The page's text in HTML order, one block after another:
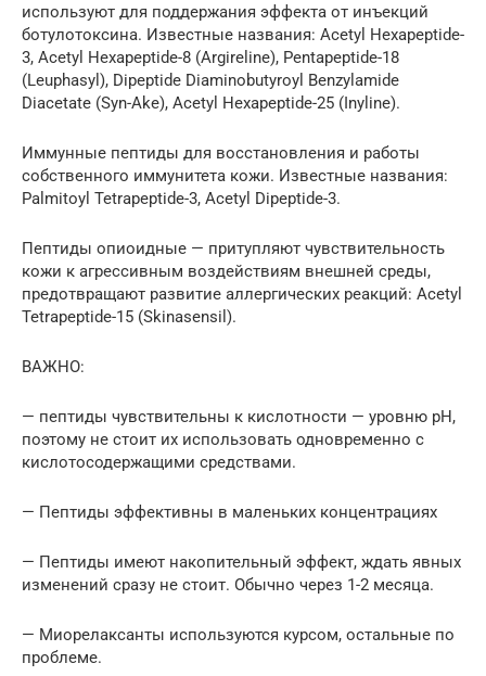
используют для поддержания эффекта от инъекций
ботулотоксина. Известные названия: Acetyl Hexapeptide-
3, Acetyl Hexapeptide-8 (Argireline), Pentapeptide-18
(Leuphasyl), Dipeptide Diaminobutyroyl Benzylamide
Diacetate (Syn-Ake), Acetyl Hexapeptide-25 (Inyline).
Иммунные пептиды для восстановления и работы
собственного иммунитета кожи. Известные названия:
Palmitoyl Tetrapeptide-3, Acetyl Dipeptide-3.
Пептиды опиоидные — притупляют чувствительность
кожи к агрессивным воздействиям внешней среды,
предотвращают развитие аллергических реакций: Acetyl
Tetrapeptide-15 (Skinasensil).
ВАЖНО:
— пептиды чувствительны к кислотности — уровню pH,
поэтому не стоит их использовать одновременно с
кислотосодержащими средствами.
— Пептиды эффективны в маленьких концентрациях
— Пептиды имеют накопительный эффект, ждать явных
изменений сразу не стоит. Обычно через 1-2 месяца.
— Миорелаксанты используются курсом, остальные по
проблеме.